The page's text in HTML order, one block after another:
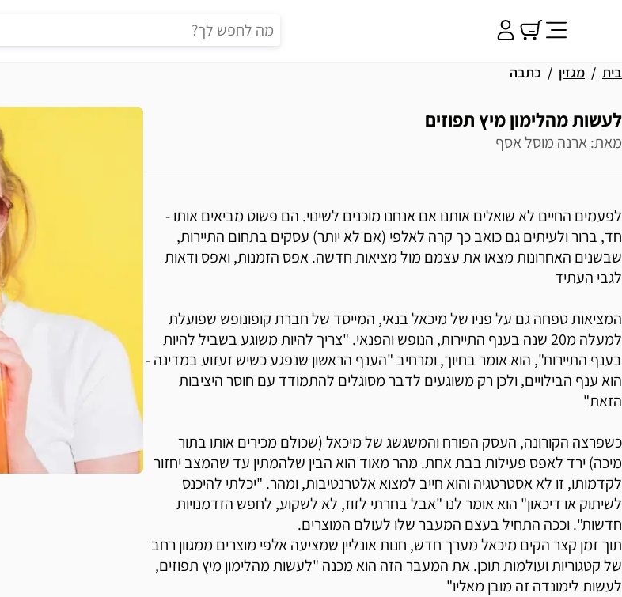
בית מגזין כתבה
לעשות מהלימון מיץ תפוזים
מאת: ארנה מוסל אסף
לפעמים החיים לא שואלים אותנו אם אנחנו מוכנים לשינוי. הם פשוט מביאים אותו -
חד, ברור ולעיתים גם כואב כך קרה לאלפי (אם לא יותר) עסקים בתחום התיירות,
שבשנים האחרונות מצאו את עצמם מול מציאות חדשה. אפס הזמנות, ואפס ודאות
לגבי העתיד
המציאות טפחה גם על פניו של מיכאל בנאי, המייסד של חברת קופונופש שפועלת
למעלה מ20 שנה בענף התיירות, הנופש והפנאי. "צריך להיות משוגע בשביל להיות
בענף התיירות", הוא אומר בחיוך, ומרחיב "הענף הראשון שנפגע כשיש זעזוע במדינה -
הוא ענף הבילויים, ולכן רק משוגעים לדבר מסוגלים להתמודד עם חוסר היציבות
הזאת"
כשפרצה הקורונה, העסק הפורח והמשגשג של מיכאל (שכולם מכירים אותו בתור
מיכה) ירד לאפס פעילות בבת אחת. מהר מאוד הוא הבין שלהמתין עד שהמצב יחזור
לקדמותו, זו לא אסטרטגיה והוא חייב למצוא אלטרנטיבות, ומהר. "יכלתי להיכנס
לשיתוק או דיכאון" הוא אומר לנו "אבל בחרתי לזוז, לא לשקוע, לחפש הזדמנויות
חדשות". וככה התחיל בעצם המעבר שלו לעולם המוצרים.
תוך זמן קצר הקים מיכאל מערך חדש, חנות אונליין שמציעה אלפי מוצרים ממגוון רחב
של קטגוריות ועולמות תוכן. את המעבר הזה הוא מכנה "לעשות מהלימון מיץ תפוזים,
לעשות לימונדה זה מובן מאליו"